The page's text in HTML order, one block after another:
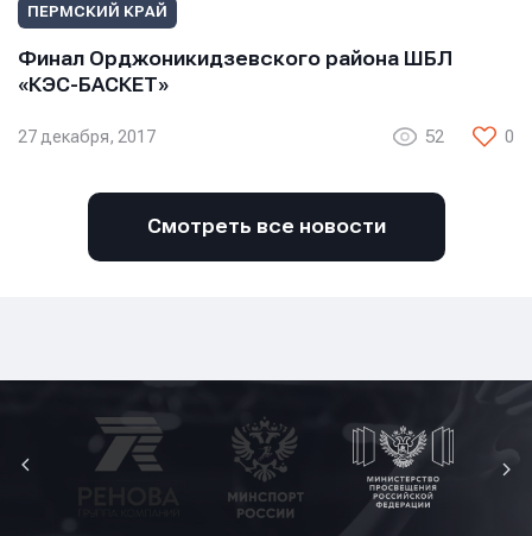
ПЕРМСКИЙ КРАЙ
Финал Орджоникидзевского района ШБЛ
«КЭС-БАСКЕТ»
27 декабря, 2017 52 0
Смотреть все новости